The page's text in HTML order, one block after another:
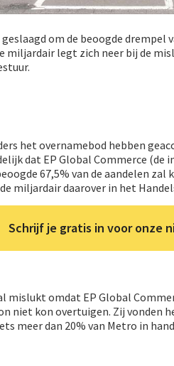
om de beoogde drempel
miljardair legt zich neer bij de
het overnamebod hebben
dat EP Global Commerce
67,5% van de aandelen
miljardair daarover in het
Schrijf je gratis in voor onze
mislukt omdat EP Global
niet kon overtuigen. Zij vonden
meer dan 20% van Metro in